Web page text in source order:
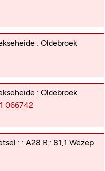
: Oldebroek
: Oldebroek
066742
: : A28 R : 81,1 Wezep